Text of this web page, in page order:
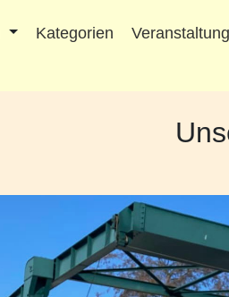
Kategorien